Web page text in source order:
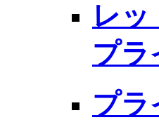
レ
プラ
プラ